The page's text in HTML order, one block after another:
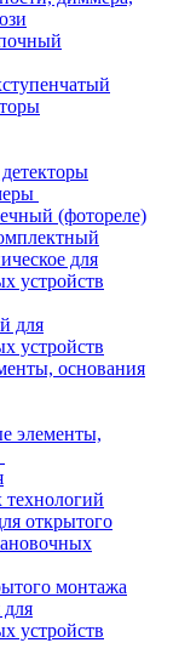
(фотореле)
для
устройств
для
устройств
основания
элементы,
открытого
монтажа
для
устройств